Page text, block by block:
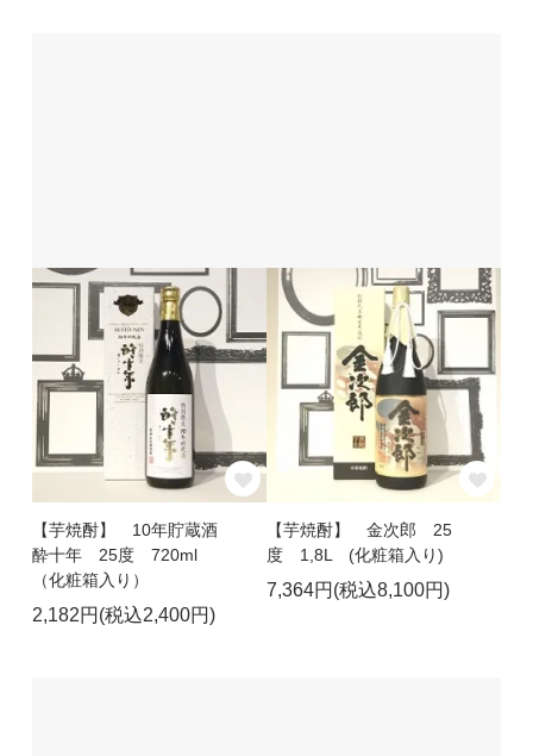
【芋焼酎】 10年貯蔵酒
酔十年 25度 720ml
（化粧箱入り）
2,182円(税込2,400円)
【芋焼酎】 金次郎 25
度 1,8L (化粧箱入り)
7,364円(税込8,100円)